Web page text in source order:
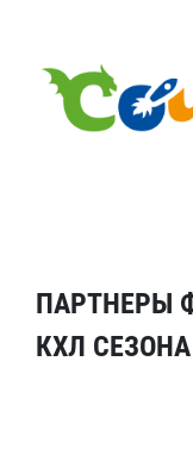
ПАРТНЕРЫ
КХЛ СЕЗОНА